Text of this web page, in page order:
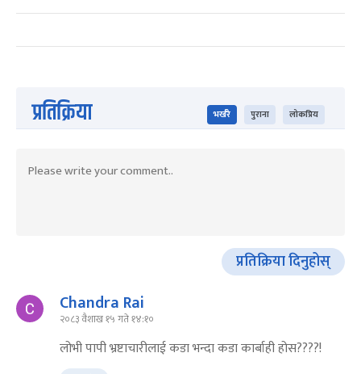
प्रतिक्रिया भर्खरै पुराना लोकप्रिय
प्रतिक्रिया दिनुहोस्
Chandra Rai
२०८३ वैशाख १५ गते १४:१०
लोभी पापी भ्रष्टाचारीलाई कडा भन्दा कडा कार्बाही होस????!